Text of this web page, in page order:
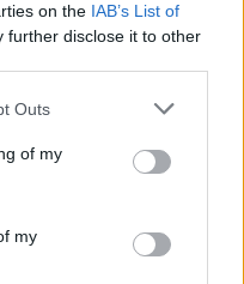
on the IAB’s List of
further disclose it to other
one or more Google
You may click to
its third-party tags to
in below Google
Outs
of my
my
ΕΣΥ